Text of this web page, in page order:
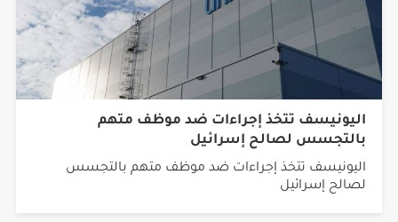
اليونيسف تتخذ إجراءات ضد موظف متهم
بالتجسس لصالح إسرائيل
اليونيسف تتخذ إجراءات ضد موظف متهم بالتجسس
لصالح إسرائيل